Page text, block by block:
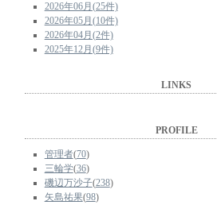
2026年06月(25件)
2026年05月(10件)
2026年04月(2件)
2025年12月(9件)
LINKS
PROFILE
管理者(70)
三輪学(36)
磯辺万沙子(238)
矢島祐果(98)